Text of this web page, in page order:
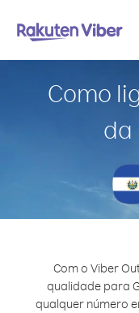
Como
da
Com o Viber
qualidade para
qualquer número